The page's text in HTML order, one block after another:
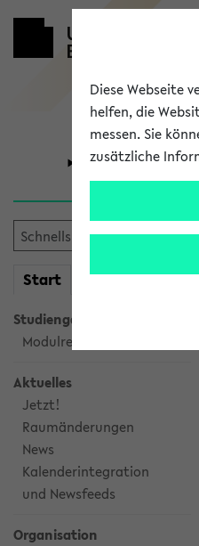
Universität
Start meineKVV
Studiengangsauswahl
Modulrecherche
Aktuelles
Jetzt!
Raumänderungen
News
Kalenderintegration
und Newsfeeds
Organisation
Diese Webseite
helfen, die
messen. Sie
zusätzliche